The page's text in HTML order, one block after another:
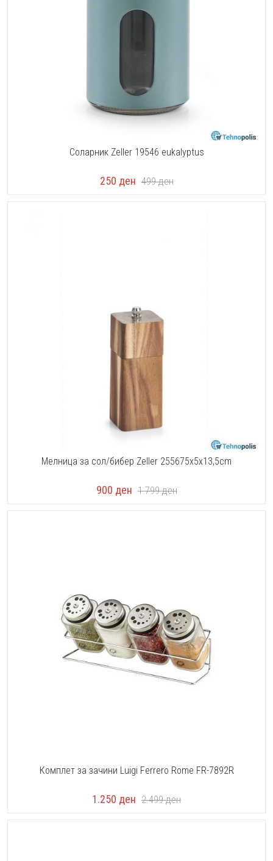
Соларник Zeller 19546 eukalyptus
250 ден 499ден
Мелница за сол/бибер Zeller 255675x5x13,5cm
900 ден 1.799ден
Комплет за зачини Luigi Ferrero Rome FR-7892R
1.250 ден 2.499ден